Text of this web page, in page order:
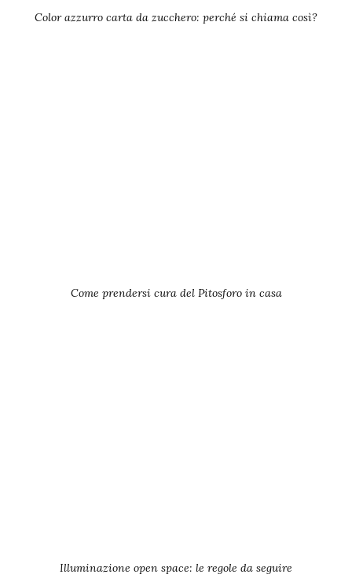
Color azzurro carta da zucchero: perché si chiama così?
Come prendersi cura del Pitosforo in casa
Illuminazione open space: le regole da seguire